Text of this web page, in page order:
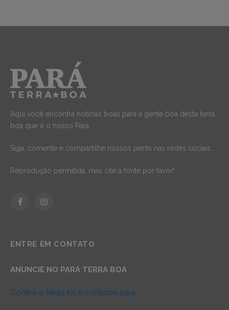
Aqui você encontra notícias boas para a gente boa desta terra
boa que é o nosso Pará.
Siga, comente e compartilhe nossos perfis nas redes sociais.
Reprodução permitida, mas cite a fonte por favor!
FacebookInstagram
ENTRE EM CONTATO
ANUNCIE NO PARÁ TERRA BOA
Confira o Mídia Kit e contatos aqui